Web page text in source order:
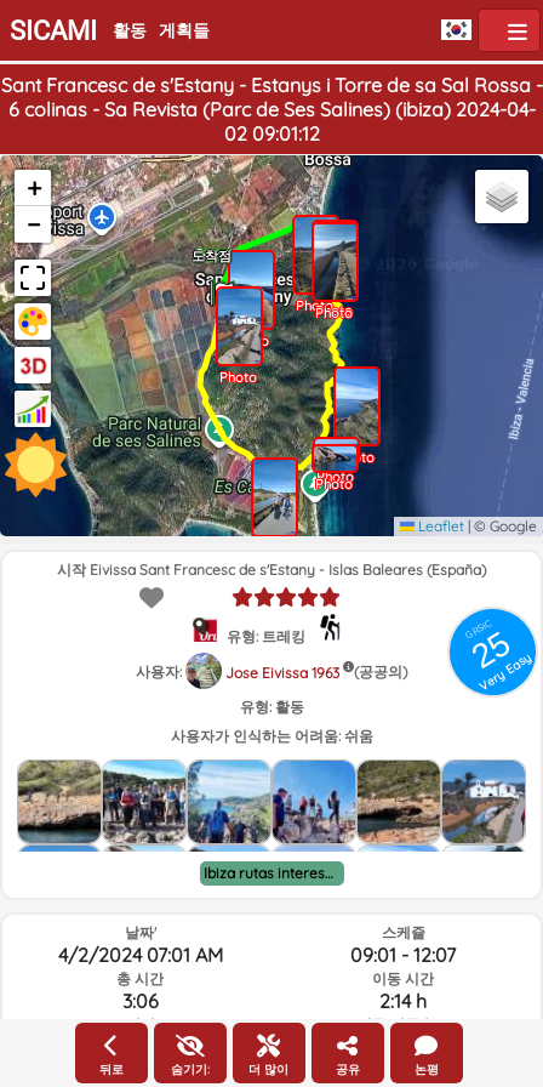
SICAMI 활동 게획들
Sant Francesc de s'Estany - Estanys i Torre de sa Sal Rossa -
6 colinas - Sa Revista (Parc de Ses Salines) (ibiza) 2024-04-
02 09:01:12
출발점
도착점
Photo
Photo
Photo
Photo
Photo
Photo
Photo
Photo
+
−
Leaflet | © Google
GRSIC
25
Very Easy
시작 Eivissa Sant Francesc de s'Estany - Islas Baleares (España)
유형: 트레킹
사용자:
Jose Eivissa 1963
(공공의)
유형: 활동
사용자가 인식하는 어려움: 쉬움
Ibiza rutas interesantes
날짜'
4/2/2024 07:01 AM
총 시간
3:06
거리
8.78Km
고도 상승
스케쥴
09:01 - 12:07
이동 시간
2:14 h
평균 이동속도
3.9km/h
고도 하강
뒤로 숨기기: 더 많이 공유 논평